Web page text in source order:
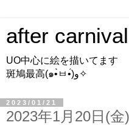
after carnival
UO中心に絵を描いてます
斑鳩最高(๑•̀ㅂ•́)و✧
2023/01/21
2023年1月20日(